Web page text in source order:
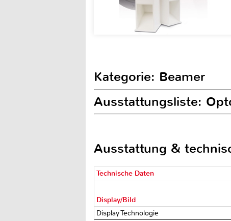
Kategorie: Beamer
Ausstattungsliste:
Ausstattung &
Technische Daten
Display/Bild
Display Technologie